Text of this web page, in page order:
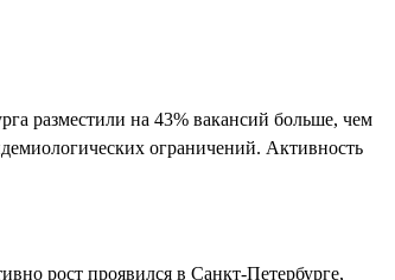
разместили на 43% вакансий больше, чем
ограничений. Активность
рост проявился в Санкт-Петербурге,